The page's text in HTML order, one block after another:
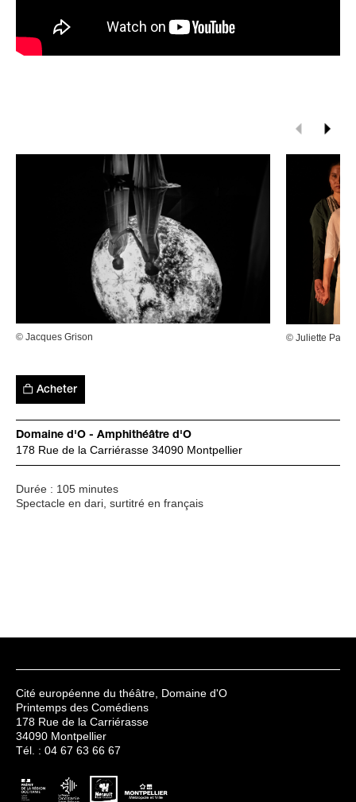
© Jacques Grison © Juliette
Acheter
Domaine d'O - Amphithéâtre d'O
178 Rue de la Carriérasse 34090 Montpellier
Durée : 105 minutes
Spectacle en dari, surtitré en français
Cité européenne du théâtre, Domaine d'O
Printemps des Comédiens
178 Rue de la Carriérasse
34090 Montpellier
Tél. : 04 67 63 66 67